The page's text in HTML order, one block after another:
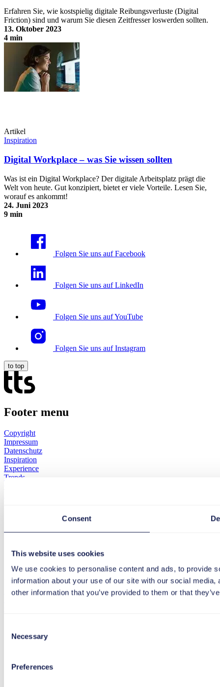
Consent
This website uses cookies
We use cookies to personalise content and ads, to provide
information about your use of our site with our social
other information that you’ve provided to them or that
Selection
Necessary
Preferences
Erfahren Sie, wie kostspielig digitale Reibungsverluste (Digital
Friction) sind und warum Sie diesen Zeitfresser loswerden sollten.
13. Oktober 2023
4 min
Digital Friction: 10 Gründe, die „digitale Reibung“ zu minimieren
Artikel
Inspiration
Digital Workplace – was Sie wissen sollten
Was ist ein Digital Workplace? Der digitale Arbeitsplatz prägt die
Welt von heute. Gut konzipiert, bietet er viele Vorteile. Lesen Sie,
worauf es ankommt!
24. Juni 2023
9 min
Folgen Sie uns auf Facebook
Folgen Sie uns auf LinkedIn
Folgen Sie uns auf YouTube
Folgen Sie uns auf Instagram
to top
Footer menu
Copyright
Impressum
Datenschutz
Inspiration
Experience
Trends
Global
Rumänien
Spanien
Wichtigste Schlagworte
SAP S/4HANA Digital HR Öffentliche Verwaltung Digital
Künstliche Intelligenz Healthcare